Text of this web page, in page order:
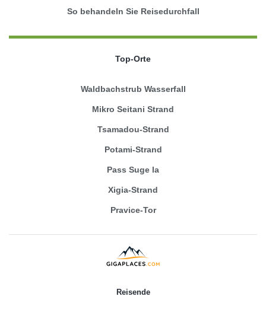
So behandeln Sie Reisedurchfall
Top-Orte
Waldbachstrub Wasserfall
Mikro Seitani Strand
Tsamadou-Strand
Potami-Strand
Pass Suge la
Xigia-Strand
Pravice-Tor
Reisende